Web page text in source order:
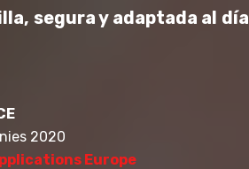
segura y adaptada al día
2020
Europe